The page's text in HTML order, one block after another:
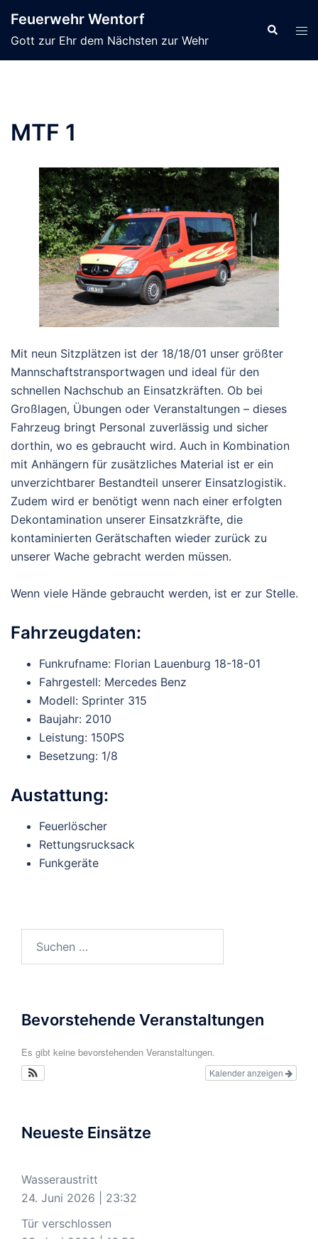
Inhalt
springen
Feuerwehr Wentorf
Gott zur Ehr dem Nächsten zur Wehr
Suche
MTF 1
Mit neun Sitzplätzen ist der 18/18/01 unser größter
Mannschaftstransportwagen und ideal für den
schnellen Nachschub an Einsatzkräften. Ob bei
Großlagen, Übungen oder Veranstaltungen – dieses
Fahrzeug bringt Personal zuverlässig und sicher
dorthin, wo es gebraucht wird. Auch in Kombination
mit Anhängern für zusätzliches Material ist er ein
unverzichtbarer Bestandteil unserer Einsatzlogistik.
Zudem wird er benötigt wenn nach einer erfolgten
Dekontamination unserer Einsatzkräfte, die
kontaminierten Gerätschaften wieder zurück zu
unserer Wache gebracht werden müssen.
Wenn viele Hände gebraucht werden, ist er zur Stelle.
Fahrzeugdaten:
Funkrufname: Florian Lauenburg 18-18-01
Fahrgestell: Mercedes Benz
Modell: Sprinter 315
Baujahr: 2010
Leistung: 150PS
Besetzung: 1/8
Austattung:
Feuerlöscher
Rettungsrucksack
Funkgeräte
nach:
Bevorstehende Veranstaltungen
Es gibt keine bevorstehenden Veranstaltungen.
Kalender anzeigen
Neueste Einsätze
Wasseraustritt
24. Juni 2026
23:32
Tür verschlossen